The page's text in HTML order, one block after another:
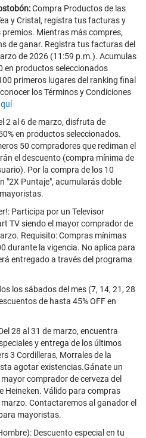
Compra Productos de las
y Cristal, registra tus facturas y
Mientras más compres,
de ganar. Registra tus facturas del
de 2026 (11:59 p.m.). Acumulas
en productos seleccionados
primeros lugares del ranking final
los Términos y Condiciones
2 al 6 de marzo, disfruta de
en productos seleccionados.
50 compradores que rediman el
el descuento (compra mínima de
Por la compra de los 10
"2X Puntaje", acumularás doble
Participa por un Televisor
TV siendo el mayor comprador de
Requisito: Compras mínimas
durante la vigencia. No aplica para
entregado a través del programa
los sábados del mes (7, 14, 21, 28
de hasta 45% OFF en
28 al 31 de marzo, encuentra
y entrega de los últimos
3 Cordilleras, Morrales de la
agotar existencias.Gánate un
mayor comprador de cerveza del
Heineken. Válido para compras
Contactaremos al ganador el
mayoristas.
Descuento especial en tu